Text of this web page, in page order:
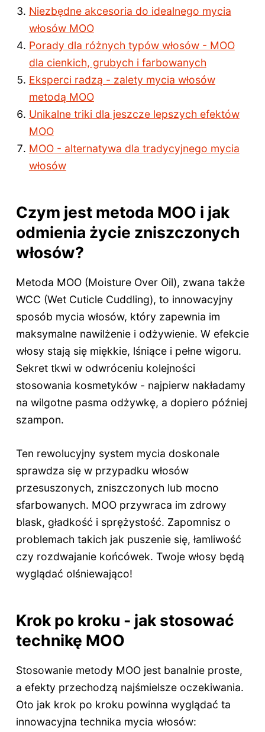
Niezbędne akcesoria do idealnego mycia
włosów MOO
Porady dla różnych typów włosów - MOO
dla cienkich, grubych i farbowanych
Eksperci radzą - zalety mycia włosów
metodą MOO
Unikalne triki dla jeszcze lepszych efektów
MOO
MOO - alternatywa dla tradycyjnego mycia
włosów
Czym jest metoda MOO i jak
odmienia życie zniszczonych
włosów?
Metoda MOO (Moisture Over Oil), zwana także
WCC (Wet Cuticle Cuddling), to innowacyjny
sposób mycia włosów, który zapewnia im
maksymalne nawilżenie i odżywienie. W efekcie
włosy stają się miękkie, lśniące i pełne wigoru.
Sekret tkwi w odwróceniu kolejności
stosowania kosmetyków - najpierw nakładamy
na wilgotne pasma odżywkę, a dopiero później
szampon.
Ten rewolucyjny system mycia doskonale
sprawdza się w przypadku włosów
przesuszonych, zniszczonych lub mocno
sfarbowanych. MOO przywraca im zdrowy
blask, gładkość i sprężystość. Zapomnisz o
problemach takich jak puszenie się, łamliwość
czy rozdwajanie końcówek. Twoje włosy będą
wyglądać olśniewająco!
Krok po kroku - jak stosować
technikę MOO
Stosowanie metody MOO jest banalnie proste,
a efekty przechodzą najśmielsze oczekiwania.
Oto jak krok po kroku powinna wyglądać ta
innowacyjna technika mycia włosów: